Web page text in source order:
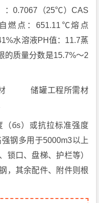
：0.7067（25℃）CAS
燃点：651.11℃熔点
水溶液PH值：11.7蒸
质量分数是15.7%～2
储罐工程所需材
бs）或抗拉标准强度
钢多用于5000m3以上
锁口、盘梯、护栏等）
，其余配件、附件则根